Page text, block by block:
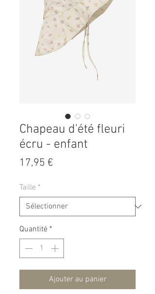
Chapeau d'été fleuri
écru - enfant
17,95 €
Taille *
Quantité *
Ajouter au panier